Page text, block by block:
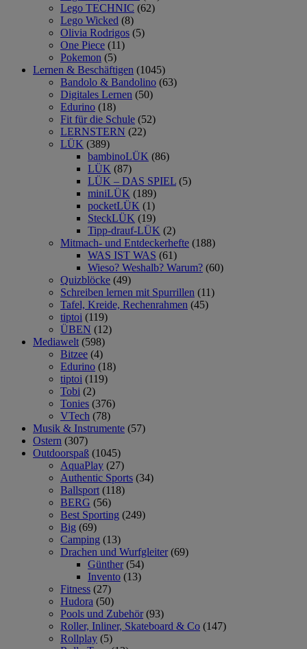
Lego TECHNIC (62)
Lego Wicked (8)
Olivia Rodrigos (5)
One Piece (11)
Pokemon (5)
Lernen & Beschäftigen (1045)
Bandolo & Bandolino (63)
Digitales Lernen (50)
Edurino (18)
Fit für die Schule (52)
LERNSTERN (22)
LÜK (389)
bambinoLÜK (86)
LÜK (87)
LÜK – DAS SPIEL (5)
miniLÜK (189)
pocketLÜK (1)
SteckLÜK (19)
Tipp-drauf-LÜK (2)
Mitmach- und Entdeckerhefte (188)
WAS IST WAS (61)
Wieso? Weshalb? Warum? (60)
Quizblöcke (49)
Schreiben lernen mit Spurrillen (11)
Tafel, Kreide, Rechenrahmen (45)
tiptoi (119)
ÜBEN (12)
Mediawelt (598)
Bitzee (4)
Edurino (18)
tiptoi (119)
Tobi (2)
Tonies (376)
VTech (78)
Musik & Instrumente (57)
Ostern (307)
Outdoorspaß (1045)
AquaPlay (27)
Authentic Sports (34)
Ballsport (118)
BERG (56)
Best Sporting (249)
Big (69)
Camping (13)
Drachen und Wurfgleiter (69)
Günther (54)
Invento (13)
Fitness (27)
Hudora (50)
Pools und Zubehör (93)
Roller, Inliner, Skateboard & Co (147)
Rollplay (5)